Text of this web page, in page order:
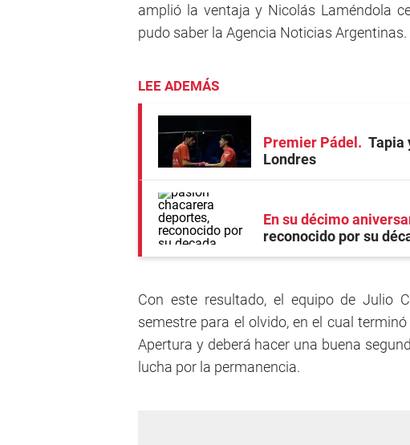
amplió la ventaja y Nicolás Laméndola
pudo saber la Agencia Noticias Argentinas.
LEE ADEMÁS
Premier Pádel
Tapia
Londres
En su décimo
reconocido por su
Con este resultado, el equipo de Julio
semestre para el olvido, en el cual
Apertura y deberá hacer una buena
lucha por la permanencia.